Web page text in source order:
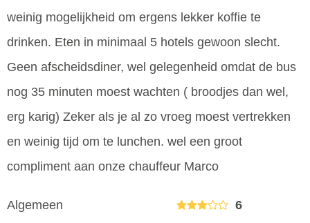
weinig mogelijkheid om ergens lekker koffie te
drinken. Eten in minimaal 5 hotels gewoon slecht.
Geen afscheidsdiner, wel gelegenheid omdat de bus
nog 35 minuten moest wachten ( broodjes dan wel,
erg karig) Zeker als je al zo vroeg moest vertrekken
en weinig tijd om te lunchen. wel een groot
compliment aan onze chauffeur Marco
Algemeen 6